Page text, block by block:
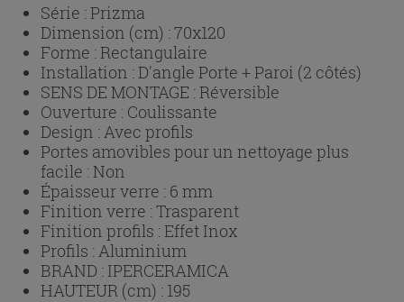
Série :Prizma
Dimension (cm) :70x120
Forme :Rectangulaire
Installation :D'angle Porte + Paroi (2 côtés)
SENS DE MONTAGE :Réversible
Ouverture : Coulissante
Design : Avec profils
Portes amovibles pour un nettoyage plus
facile :Non
Épaisseur verre : 6 mm
Finition verre :Trasparent
Finition profils :Effet Inox
Profils : Aluminium
BRAND : IPERCERAMICA
HAUTEUR (cm) : 195